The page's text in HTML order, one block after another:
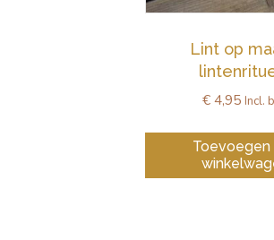
Lint op
€4,95 Incl.
Toevoegen